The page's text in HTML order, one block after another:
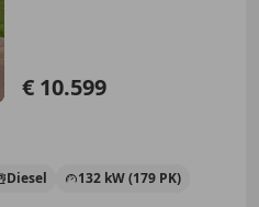
€ 10.599
Diesel 132 kW (179 PK)